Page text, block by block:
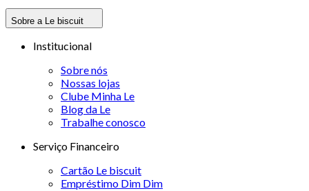
Sobre a Le biscuit
Institucional
Sobre nós
Nossas lojas
Clube Minha Le
Blog da Le
Trabalhe conosco
Serviço Financeiro
Cartão Le biscuit
Empréstimo Dim Dim